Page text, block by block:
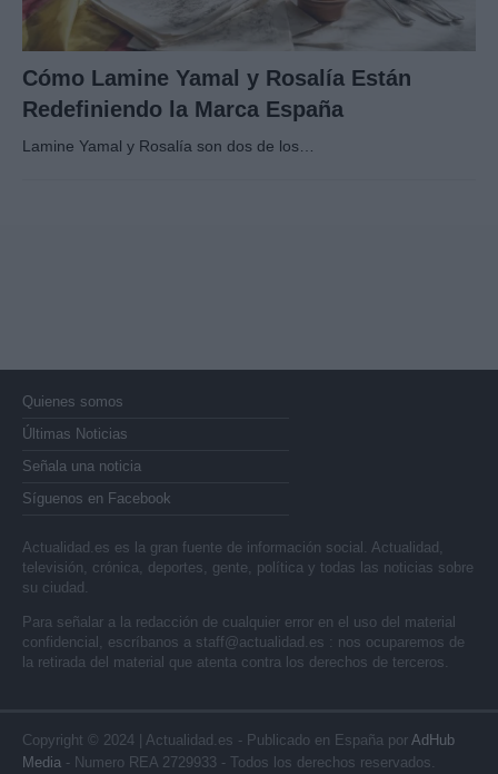
Cómo Lamine Yamal y Rosalía Están
Redefiniendo la Marca España
Lamine Yamal y Rosalía son dos de los…
Quienes somos
Últimas Noticias
Señala una noticia
Síguenos en Facebook
Actualidad.es es la gran fuente de información social. Actualidad,
televisión, crónica, deportes, gente, política y todas las noticias sobre
su ciudad.
Para señalar a la redacción de cualquier error en el uso del material
confidencial, escríbanos a staff@actualidad.es : nos ocuparemos de
la retirada del material que atenta contra los derechos de terceros.
Copyright © 2024 | Actualidad.es - Publicado en España por AdHub
Media - Numero REA 2729933 - Todos los derechos reservados.